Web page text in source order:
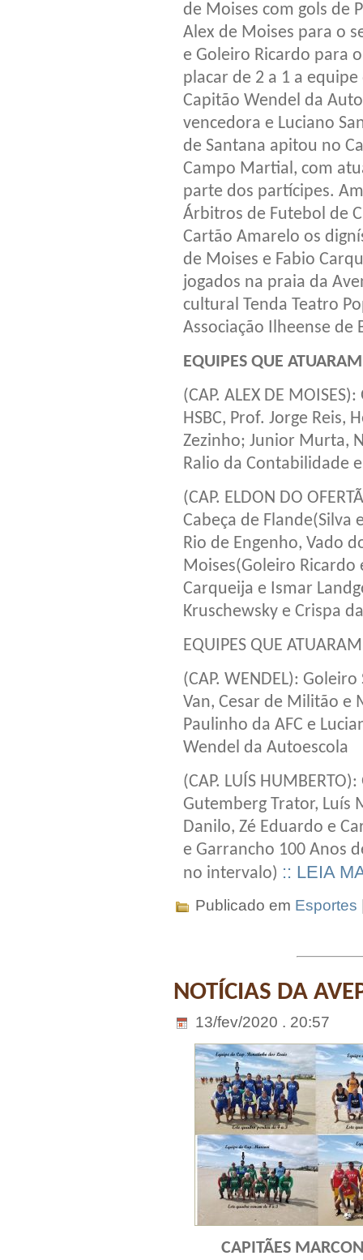
de Moises com gols de
Alex de Moises para o
e Goleiro Ricardo para
placar de 2 a 1 a
Capitão Wendel da
vencedora e Luciano
de Santana apitou no
Campo Martial, com
parte dos partícipes.
Árbitros de Futebol de
Cartão Amarelo os
de Moises e Fabio
jogados na praia da
cultural Tenda Teatro
Associação Ilheense de
EQUIPES QUE
(CAP. ALEX DE
HSBC, Prof. Jorge Reis,
Zezinho; Junior Murta,
Ralio da Contabilidade
(CAP. ELDON DO
Cabeça de Flande(Silva
Rio de Engenho, Vado
Moises(Goleiro Ricardo
Carqueija e Ismar
Kruschewsky e Crispa
EQUIPES QUE
(CAP. WENDEL):
Van, Cesar de Militão e
Paulinho da AFC e
Wendel da Autoescola
(CAP. LUÍS
Gutemberg Trator, Luís
Danilo, Zé Eduardo e
e Garrancho 100 Anos
no intervalo) :: LEIA
Publicado em Esportes
NOTÍCIAS DA
13/fev/2020 . 20:57
CAPITÃES